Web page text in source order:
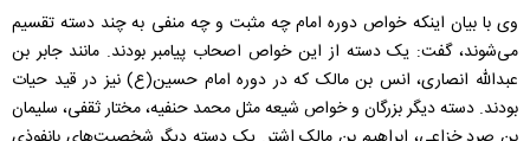
وی با بیان اینکه خواص دوره امام چه مثبت و چه منفی به چند دسته تقسیم
می‌شوند، گفت: یک دسته از این خواص اصحاب پیامبر بودند. مانند جابر بن
عبدالله انصاری، انس بن مالک که در دوره امام حسین(ع) نیز در قید حیات
بودند. دسته دیگر بزرگان و خواص شیعه مثل محمد حنفیه، مختار ثقفی، سلیمان